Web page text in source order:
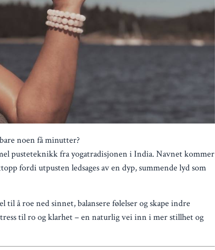
noen få minutter?
pusteteknikk fra yogatradisjonen i India. Navnet kommer
fordi utpusten ledsages av en dyp, summende lyd som
å roe ned sinnet, balansere følelser og skape indre
til ro og klarhet – en naturlig vei inn i mer stillhet og